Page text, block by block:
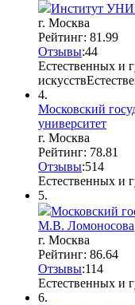
Институт
г. Москва
Рейтинг: 81.99
Отзывы:44
Естественных и
искусств
4.
Московский
университет
г. Москва
Рейтинг: 78.81
Отзывы:514
Естественных и
5.
Московский
М.В. Ломоносова
г. Москва
Рейтинг: 86.64
Отзывы:114
Естественных и
6.